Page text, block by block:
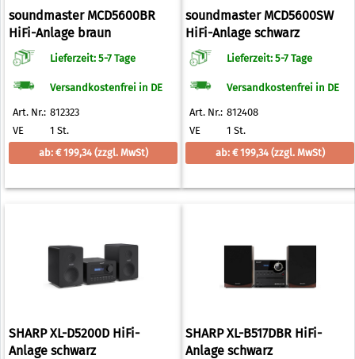
soundmaster MCD5600BR
HiFi-Anlage braun
Lieferzeit: 5-7 Tage
Versandkostenfrei in DE
Art. Nr.: 812323
VE
1 St.
ab: € 199,34 (zzgl. MwSt)
soundmaster MCD5600SW
HiFi-Anlage schwarz
Lieferzeit: 5-7 Tage
Versandkostenfrei in DE
Art. Nr.: 812408
VE
1 St.
ab: € 199,34 (zzgl. MwSt)
SHARP XL-D5200D HiFi-
Anlage schwarz
SHARP XL-B517DBR HiFi-
Anlage schwarz